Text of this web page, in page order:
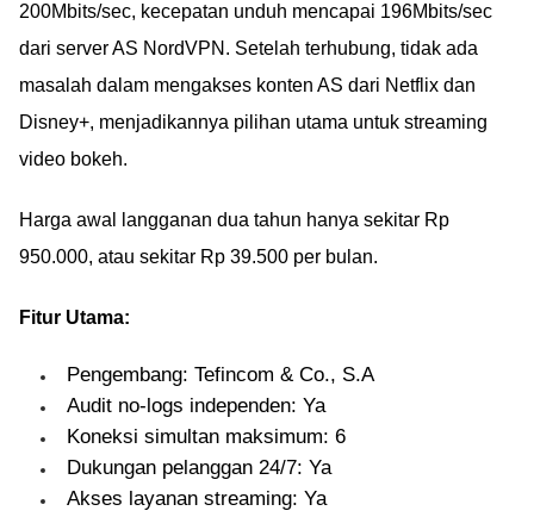
200Mbits/sec, kecepatan unduh mencapai 196Mbits/sec
dari server AS NordVPN. Setelah terhubung, tidak ada
masalah dalam mengakses konten AS dari Netflix dan
Disney+, menjadikannya pilihan utama untuk streaming
video bokeh.
Harga awal langganan dua tahun hanya sekitar Rp
950.000, atau sekitar Rp 39.500 per bulan.
Fitur Utama:
Pengembang: Tefincom & Co., S.A
Audit no-logs independen: Ya
Koneksi simultan maksimum: 6
Dukungan pelanggan 24/7: Ya
Akses layanan streaming: Ya